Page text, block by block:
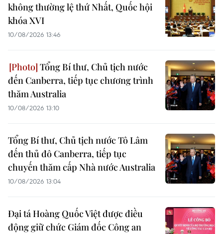
không thường lệ thứ Nhất, Quốc hội
khóa XVI
10/08/2026 13:46
Tổng Bí thư, Chủ tịch nước
đến Canberra, tiếp tục chương trình
thăm Australia
10/08/2026 13:10
Tổng Bí thư, Chủ tịch nước Tô Lâm
đến thủ đô Canberra, tiếp tục
chuyến thăm cấp Nhà nước Australia
10/08/2026 13:04
Đại tá Hoàng Quốc Việt được điều
động giữ chức Giám đốc Công an